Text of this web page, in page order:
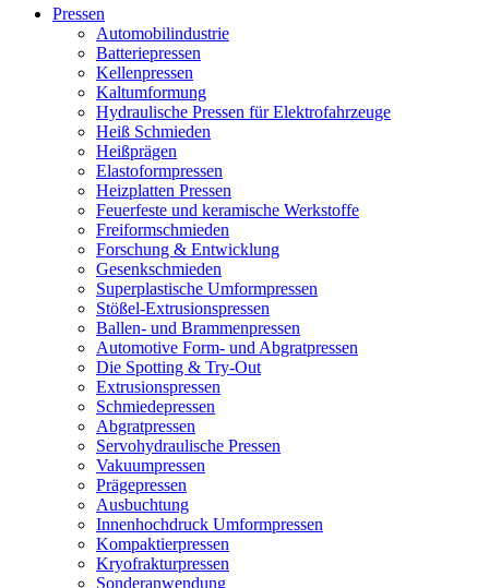
Pressen
Automobilindustrie
Batteriepressen
Kellenpressen
Kaltumformung
Hydraulische Pressen für Elektrofahrzeuge
Heiß Schmieden
Heißprägen
Elastoformpressen
Heizplatten Pressen
Feuerfeste und keramische Werkstoffe
Freiformschmieden
Forschung & Entwicklung
Gesenkschmieden
Superplastische Umformpressen
Stößel-Extrusionspressen
Ballen- und Brammenpressen
Automotive Form- und Abgratpressen
Die Spotting & Try-Out
Extrusionspressen
Schmiedepressen
Abgratpressen
Servohydraulische Pressen​
Vakuumpressen
Prägepressen
Ausbuchtung
Innenhochdruck Umformpressen
Kompaktierpressen
Kryofrakturpressen
Sonderanwendung